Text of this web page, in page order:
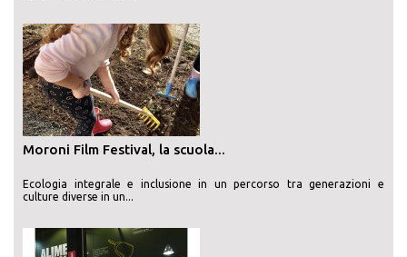
Moroni Film Festival, la scuola...
Ecologia integrale e inclusione in un percorso tra generazioni e
culture diverse in un...